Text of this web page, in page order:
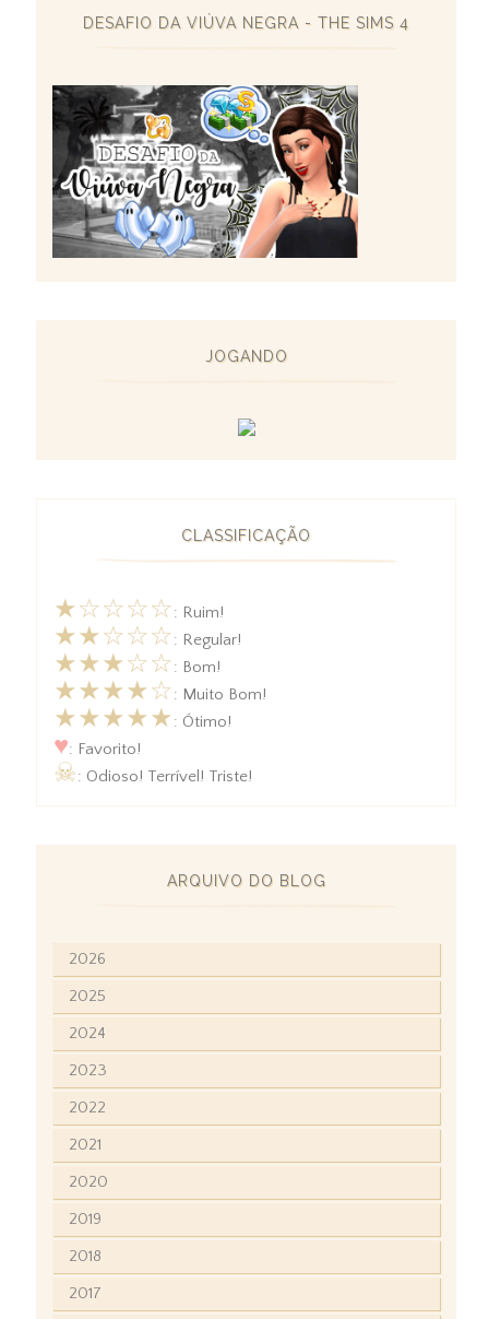
DESAFIO DA VIÚVA NEGRA - THE SIMS 4
JOGANDO
CLASSIFICAÇÃO
★☆☆☆☆: Ruim!
★★☆☆☆: Regular!
★★★☆☆: Bom!
★★★★☆: Muito Bom!
★★★★★: Ótimo!
♥: Favorito!
☠: Odioso! Terrível! Triste!
ARQUIVO DO BLOG
2026
2025
2024
2023
2022
2021
2020
2019
2018
2017